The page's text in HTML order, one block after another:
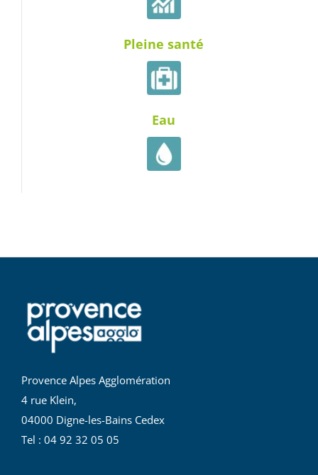
Pleine santé
Eau
Provence Alpes Agglomération
4 rue Klein,
04000 Digne-les-Bains Cedex
Tel : 04 92 32 05 05